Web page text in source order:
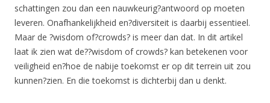
schattingen zou dan een nauwkeurig?antwoord op moeten
leveren. Onafhankelijkheid en?diversiteit is daarbij essentieel.
Maar de ?wisdom of?crowds? is meer dan dat. In dit artikel
laat ik zien wat de??wisdom of crowds? kan betekenen voor
veiligheid en?hoe de nabije toekomst er op dit terrein uit zou
kunnen?zien. En die toekomst is dichterbij dan u denkt.